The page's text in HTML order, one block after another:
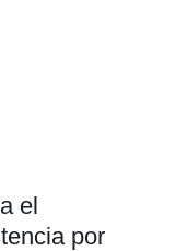
el
por